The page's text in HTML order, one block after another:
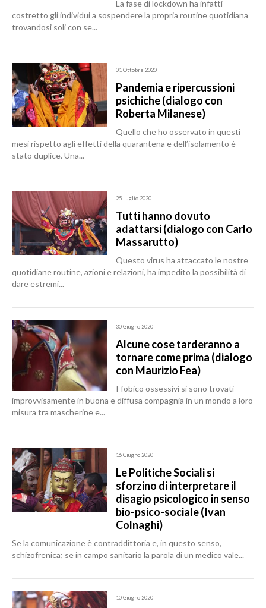
La fase di lockdown ha infatti
costretto gli individui a sospendere la propria routine quotidiana
trovandosi soli con se...
01 Ottobre 2020
Pandemia e ripercussioni
psichiche (dialogo con
Roberta Milanese)
Quello che ho osservato in questi
mesi rispetto agli effetti della quarantena e dell’isolamento è
stato duplice. Una...
25 Luglio 2020
Tutti hanno dovuto
adattarsi (dialogo con Carlo
Massarutto)
Questo virus ha attaccato le nostre
quotidiane routine, azioni e relazioni, ha impedito la possibilità di
dare estremi...
30 Giugno 2020
Alcune cose tarderanno a
tornare come prima (dialogo
con Maurizio Fea)
I fobico ossessivi si sono trovati
improvvisamente in buona e diffusa compagnia in un mondo a loro
misura tra mascherine e...
16 Giugno 2020
Le Politiche Sociali si
sforzino di interpretare il
disagio psicologico in senso
bio-psico-sociale (Ivan
Colnaghi)
Se la comunicazione è contraddittoria e, in questo senso,
schizofrenica; se in campo sanitario la parola di un medico vale...
10 Giugno 2020